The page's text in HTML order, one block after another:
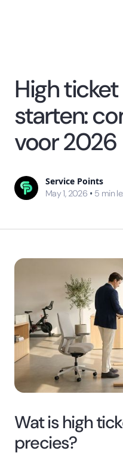
High
starten:
voor 2026
Service Points
May 1, 2026 • 5 min
Wat is high
precies?